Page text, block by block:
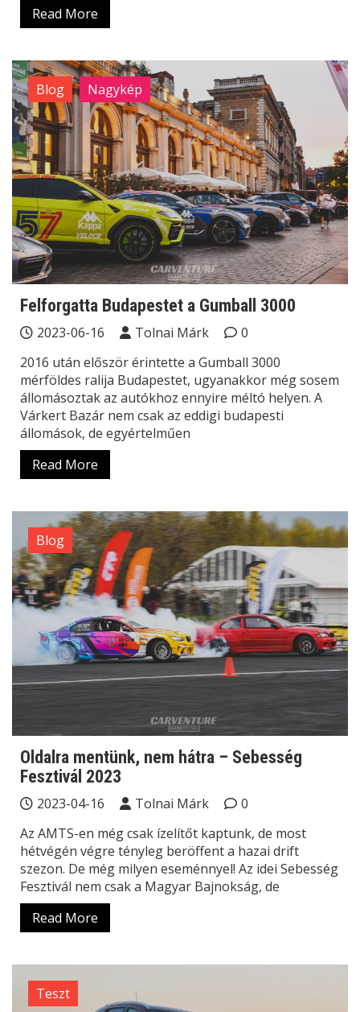
Read More
Blog Nagykép
Felforgatta Budapestet a Gumball 3000
2023-06-16 Tolnai Márk
0
2016 után először érintette a Gumball 3000
mérföldes ralija Budapestet, ugyanakkor még sosem
állomásoztak az autókhoz ennyire méltó helyen. A
Várkert Bazár nem csak az eddigi budapesti
állomások, de egyértelműen
Read More
Blog
Oldalra mentünk, nem hátra – Sebesség
Fesztivál 2023
2023-04-16 Tolnai Márk
0
Az AMTS-en még csak ízelítőt kaptunk, de most
hétvégén végre tényleg beröffent a hazai drift
szezon. De még milyen eseménnyel! Az idei Sebesség
Fesztivál nem csak a Magyar Bajnokság, de
Read More
Teszt